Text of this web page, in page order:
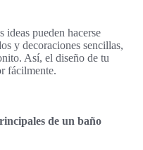
ideas pueden hacerse
y decoraciones sencillas,
Así, el diseño de tu
fácilmente.
de un baño